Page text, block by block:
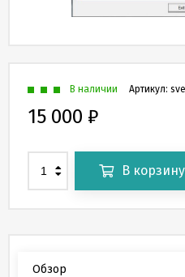
Артикул:
В наличии
15 000 ₽
В корзину
Обзор